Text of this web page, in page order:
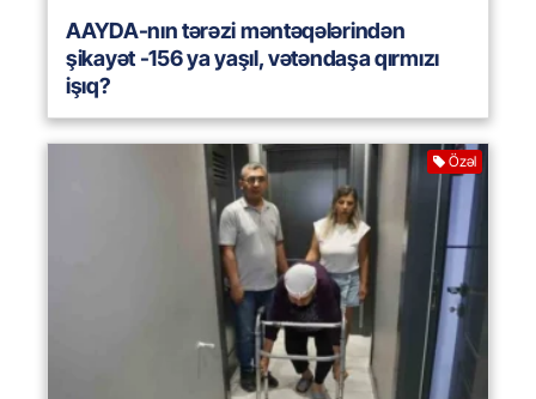
AAYDA-nın tərəzi məntəqələrindən
şikayət -156 ya yaşıl, vətəndaşa qırmızı
işıq?
Özəl